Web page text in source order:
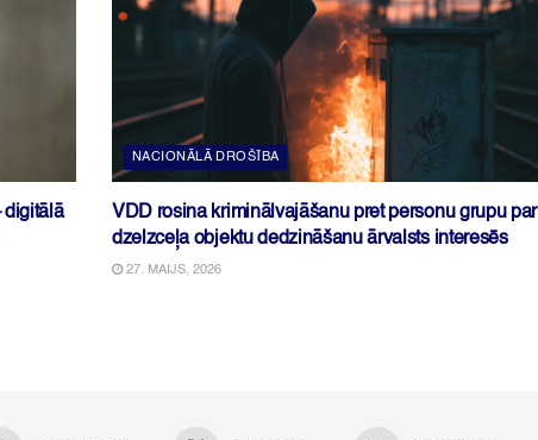
digitālā
NACIONĀLĀ DROŠĪBA
VDD rosina kriminālvajāšanu pret personu grupu par
dzelzceļa objektu dedzināšanu ārvalsts interesēs
27. MAIJS, 2026